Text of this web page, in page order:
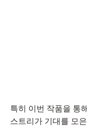
특히 이번 작품을 통
스트리가 기대를 모